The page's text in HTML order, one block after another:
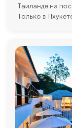
Таиланде на
Только в